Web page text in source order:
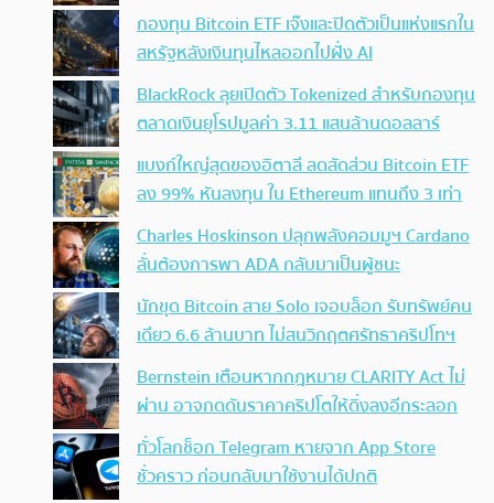
กองทุน Bitcoin ETF เจ๊งและปิดตัวเป็นแห่งแรกใน
สหรัฐหลังเงินทุนไหลออกไปฝั่ง AI
BlackRock ลุยเปิดตัว Tokenized สำหรับกองทุน
ตลาดเงินยุโรปมูลค่า 3.11 แสนล้านดอลลาร์
แบงก์ใหญ่สุดของอิตาลี ลดสัดส่วน Bitcoin ETF
ลง 99% หันลงทุน ใน Ethereum แทนถึง 3 เท่า
Charles Hoskinson ปลุกพลังคอมมูฯ Cardano
ลั่นต้องการพา ADA กลับมาเป็นผู้ชนะ
นักขุด Bitcoin สาย Solo เจอบล็อก รับทรัพย์คน
เดียว 6.6 ล้านบาท ไม่สนวิกฤตศรัทธาคริปโทฯ
Bernstein เตือนหากกฎหมาย CLARITY Act ไม่
ผ่าน อาจกดดันราคาคริปโตให้ดิ่งลงอีกระลอก
ทั่วโลกช็อก Telegram หายจาก App Store
ชั่วคราว ก่อนกลับมาใช้งานได้ปกติ